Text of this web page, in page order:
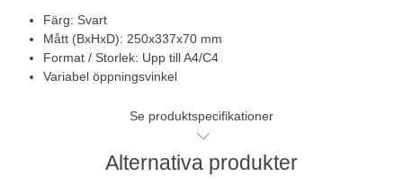
Färg: Svart
Mått (BxHxD): 250x337x70 mm
Format / Storlek: Upp till A4/C4
Variabel öppningsvinkel
Se produktspecifikationer
Alternativa produkter